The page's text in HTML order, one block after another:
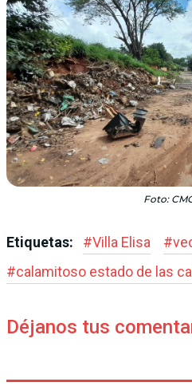
Foto:
Etiquetas: #Villa Elisa #
#calamitoso estado de las
Déjanos tus